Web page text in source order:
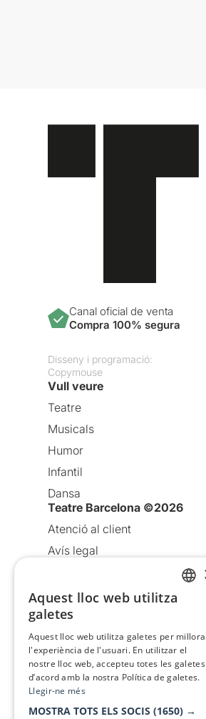
Canal oficial de venta
Compra 100% segura
Disseny i programació:
Copymouse
Vull veure
Teatre
Musicals
Humor
Infantil
Dansa
Teatre Barcelona ©2026
Atenció al client
Avís legal
Política de cookies
Condicions d’ús
Comunicacions comercials i
Anuncia’t
Vull rebre la newsletter de
Aquest lloc web utilitza
galetes
Aquest lloc web utilitza galetes per
l'experiència de l'usuari. En utilitzar el
nostre lloc web, accepteu totes les galetes
d’acord amb la nostra Política de galetes.
Llegir-ne més
MOSTRA TOTS ELS SOCIS (1650) →